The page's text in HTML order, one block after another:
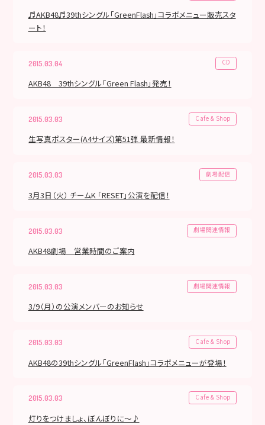
♬AKB48♬39thシングル「GreenFlash」コラボメニュー販売スタ
ート！
2015.03.04 CD
AKB48 39thシングル「Green Flash」発売！
2015.03.03 Cafe & Shop
生写真ポスター(A4サイズ)第51弾 最新情報！
2015.03.03 劇場配信
3月3日（火） チームK 「RESET」公演を配信！
2015.03.03 劇場関連情報
AKB48劇場 営業時間のご案内
2015.03.03 劇場関連情報
3/9（月）の公演メンバーのお知らせ
2015.03.03 Cafe & Shop
AKB48の39thシングル「GreenFlash」コラボメニューが登場！
2015.03.03 Cafe & Shop
灯りをつけましょ、ぼんぼりに～♪